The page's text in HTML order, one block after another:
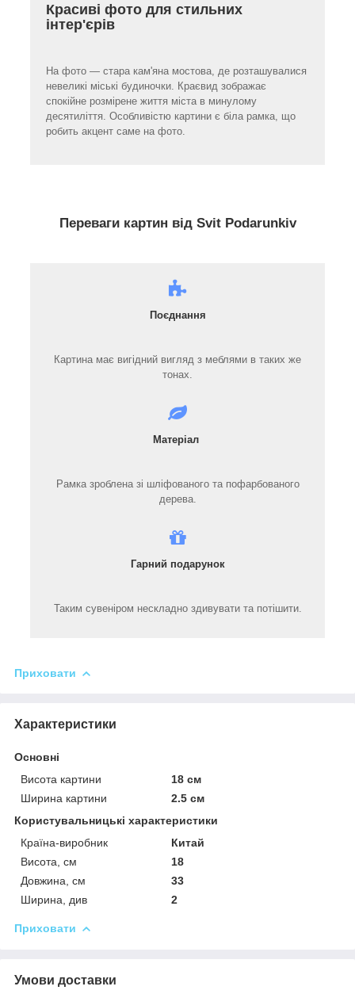
Красиві фото для стильних
інтер'єрів
На фото — стара кам'яна мостова, де розташувалися
невеликі міські будиночки. Краєвид зображає
спокійне розмірене життя міста в минулому
десятиліття. Особливістю картини є біла рамка, що
робить акцент саме на фото.
Переваги картин від Svit Podarunkiv
Поєднання
Картина має вигідний вигляд з меблями в таких же
тонах.
Матеріал
Рамка зроблена зі шліфованого та пофарбованого
дерева.
Гарний подарунок
Таким сувеніром нескладно здивувати та потішити.
Приховати
Характеристики
Основні
Висота картини
18 см
Ширина картини
2.5 см
Користувальницькі характеристики
Країна-виробник
Китай
Висота, см
18
Довжина, см
33
Ширина, див
2
Приховати
Умови доставки